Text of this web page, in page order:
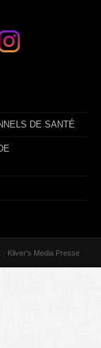
DE SANTÉ
Kliver's Media Presse